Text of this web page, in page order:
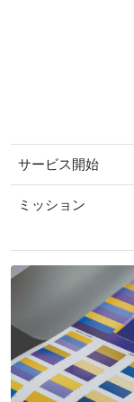
サービス開始
ミッション